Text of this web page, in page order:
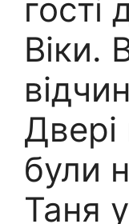
гості
Віки.
були
Таня